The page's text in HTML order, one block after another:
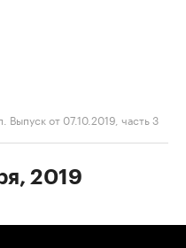
Выпуск от 07.10.2019, часть 3
2019